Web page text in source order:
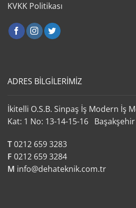
KVKK Politikası
ADRES BİLGİLERİMİZ
İkitelli O.S.B. Sinpaş İş Modern İş
Kat: 1 No: 13-14-15-16
T0212 659 3283
F 0212 659 3284
M info@dehateknik.com.tr